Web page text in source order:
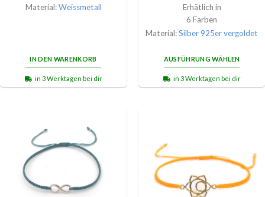
Material:Weissmetall
IN DEN WARENKORB
in 3 Werktagen bei dir
Erhätlich in
6 Farben
Material:Silber 925er vergoldet
AUSFÜHRUNG WÄHLEN
in 3 Werktagen bei dir